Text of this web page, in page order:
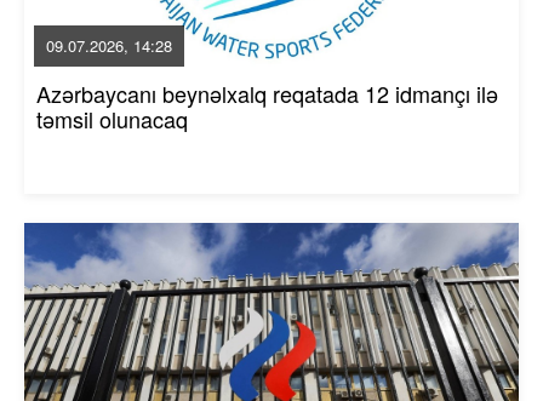
09.07.2026, 14:28
Azərbaycanı beynəlxalq reqatada 12 idmançı ilə
təmsil olunacaq